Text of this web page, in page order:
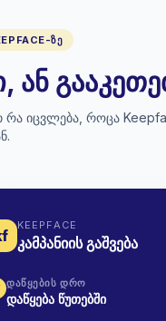
ᲖᲔ
ან
იცვლება, როცა
KEEPFACE
კამპანიის გაშვება
ᲓᲐᲬᲧᲔᲑᲘᲡ ᲓᲠᲝ
დაწყება წუთებში